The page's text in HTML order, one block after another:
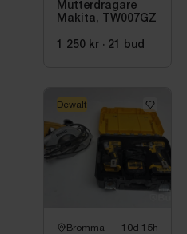
Mutterdragare
Makita, TW007GZ
1 250 kr · 21 bud
Bromma 10d 15h
Dewalt